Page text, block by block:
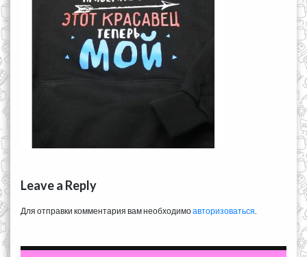
Leave a Reply
Для отправки комментария вам необходимоавторизоваться